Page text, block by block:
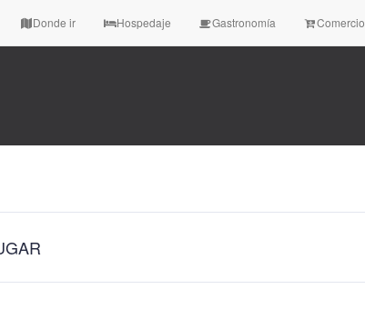
Donde ir Hospedaje Gastronomía Comercio